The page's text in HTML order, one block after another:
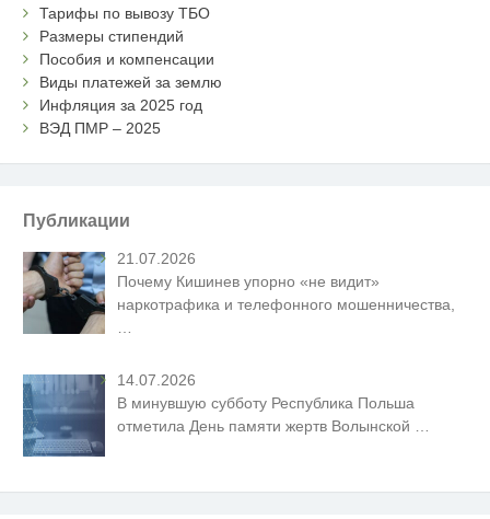
Тарифы по вывозу ТБО
Размеры стипендий
Пособия и компенсации
Виды платежей за землю
Инфляция за 2025 год
ВЭД ПМР – 2025
Публикации
21.07.2026
Почему Кишинев упорно «не видит»
наркотрафика и телефонного мошенничества,
14.07.2026
В минувшую субботу Республика Польша
отметила День памяти жертв Волынской …